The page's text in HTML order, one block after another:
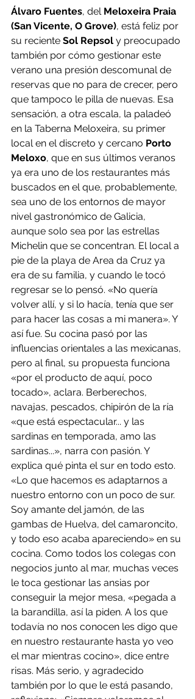
Álvaro Fuentes, del Meloxeira Praia
(San Vicente, O Grove), está feliz por
su reciente Sol Repsol y preocupado
también por cómo gestionar este
verano una presión descomunal de
reservas que no para de crecer, pero
que tampoco le pilla de nuevas. Esa
sensación, a otra escala, la paladeó
en la Taberna Meloxeira, su primer
local en el discreto y cercano Porto
Meloxo, que en sus últimos veranos
ya era uno de los restaurantes más
buscados en el que, probablemente,
sea uno de los entornos de mayor
nivel gastronómico de Galicia,
aunque solo sea por las estrellas
Michelin que se concentran. El local a
pie de la playa de Area da Cruz ya
era de su familia, y cuando le tocó
regresar se lo pensó. «No quería
volver allí, y si lo hacía, tenía que ser
para hacer las cosas a mi manera». Y
así fue. Su cocina pasó por las
influencias orientales a las mexicanas,
pero al final, su propuesta funciona
«por el producto de aquí, poco
tocado», aclara. Berberechos,
navajas, pescados, chipirón de la ría
«que está espectacular... y las
sardinas en temporada, amo las
sardinas...», narra con pasión. Y
explica qué pinta el sur en todo esto.
«Lo que hacemos es adaptarnos a
nuestro entorno con un poco de sur.
Soy amante del jamón, de las
gambas de Huelva, del camaroncito,
y todo eso acaba apareciendo» en su
cocina. Como todos los colegas con
negocios junto al mar, muchas veces
le toca gestionar las ansias por
conseguir la mejor mesa, «pegada a
la barandilla, así la piden. A los que
todavía no nos conocen les digo que
en nuestro restaurante hasta yo veo
el mar mientras cocino», dice entre
risas. Más serio, y agradecido
también por lo que le está pasando,